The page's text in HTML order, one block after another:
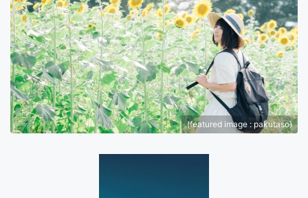
(featured image : pakutaso)